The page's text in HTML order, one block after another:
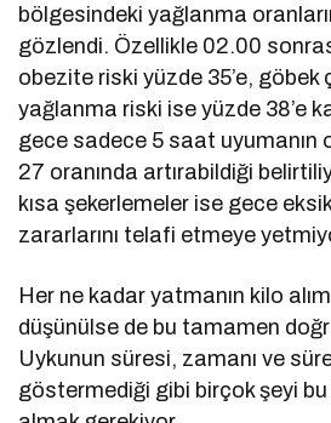
bölgesindeki yağlanma
gözlendi. Özellikle 02.00
obezite riski yüzde 35’e, göbek
yağlanma riski ise yüzde 38’e
gece sadece 5 saat uyumanın
27 oranında artırabildiği
kısa şekerlemeler ise gece
zararlarını telafi etmeye
Her ne kadar yatmanın kilo
düşünülse de bu tamamen
Uykunun süresi, zamanı ve
göstermediği gibi birçok şeyi